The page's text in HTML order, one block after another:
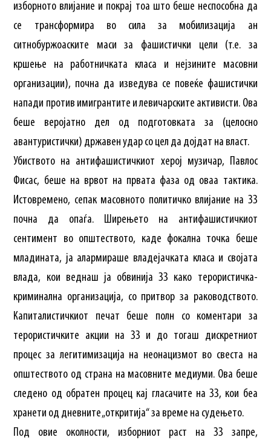
изборното влијание и покрај тоа што беше неспособна да
се трансформира во сила за мобилизација ан
ситнобуржоаските маси за фашистички цели (т.е. за
кршење на работничката класа и нејзините масовни
организации), почна да изведува се повеќе фашистички
напади против имигрантите и левичарските активисти. Ова
беше веројатно дел од подготовката за (целосно
авантуристички) државен удар со цел да дојдат на власт.
Убиството на антифашистичкиот херој музичар, Павлос
Фисас, беше на врвот на првата фаза од оваа тактика.
Истовремено, сепак масовното политичко влијание на ЗЗ
почна да опаѓа. Ширењето на антифашистичкиот
сентимент во општеството, каде фокална точка беше
младината, ја алармираше владејачката класа и својата
влада, кои веднаш ја обвинија ЗЗ како терористичка-
криминална организација, со притвор за раководството.
Капиталистичкиот печат беше полн со коментари за
терористичките акции на ЗЗ и до тогаш дискретниот
процес за легитимизација на неонацизмот во свеста на
општеството од страна на масовните медиуми. Ова беше
следено од обратен процец кај гласачите на ЗЗ, кои беа
хранети од дневните „откритија“ за време на судењето.
Под овие околности, изборниот раст на ЗЗ запре,